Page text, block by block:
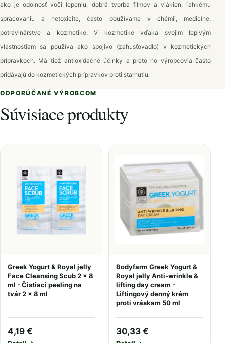
ako je odolnosť voči lepeniu, dobrá tvorba filmov a vlákien, ľahkému
spracovaniu a netoxicite, často používame v chémii, medicíne,
potravinárstve a kozmetike. V kozmetike vďaka svojim lepivým
vlastnostiam sa používa ako spojivo (zahusťovadlo) v kozmetických
prípravkoch. Má tiež antioxidačné účinky a preto ho výrobcovia často
pridávajú do kozmetických prípravkov proti starnutiu.
ODPORÚČANÉ VÝROBCOM
Súvisiace produkty
Greek Yogurt & Royal jelly
Face Cleansing Scub 2 x 8
ml - Čistiaci peeling na
tvár 2 x 8 ml
4,19 €
Bodyfarm Greek Yogurt &
Royal jelly Anti-wrinkle &
lifting day cream -
Liftingový denný krém
proti vráskam 50 ml
30,33 €